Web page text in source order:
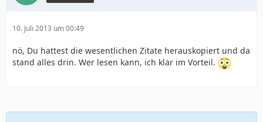
10. Juli 2013 um 00:49
nö, Du hattest die wesentlichen Zitate herauskopiert und da
stand alles drin. Wer lesen kann, ich klar im Vorteil.